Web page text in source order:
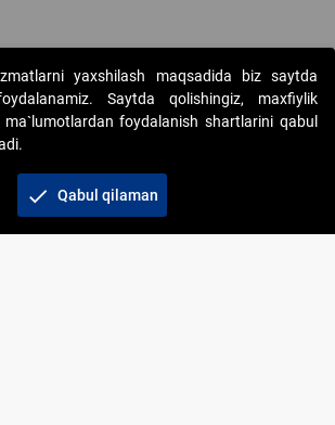
"Elektron onlayn-auksionlarni
huquqlar himoyalangan
yaxshilash maqsadida biz saytda
Saytda qolishingiz, maxfiylik
foydalanish shartlarini qabul
check Qabul qilaman